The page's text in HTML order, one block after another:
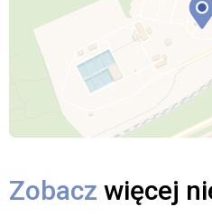
Zobacz więcej